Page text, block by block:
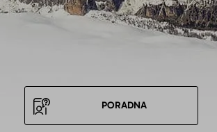
PORADNA